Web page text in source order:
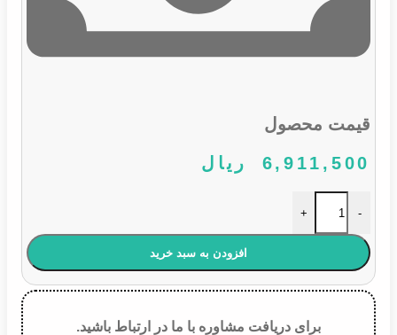
قیمت محصول
6,911,500
ریال
-
+
افزودن به سبد خرید
برای دریافت مشاوره با ما در ارتباط باشید.